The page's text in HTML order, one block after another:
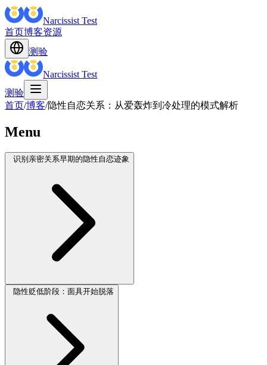
Narcissist Test
首页博客资源
测验
Narcissist Test
测验
首页/博客/隐性自恋关系：从爱轰炸到冷处理的模式解析
Menu
识别亲密关系早期的隐性自恋迹象
隐性贬低阶段：面具开始脱落